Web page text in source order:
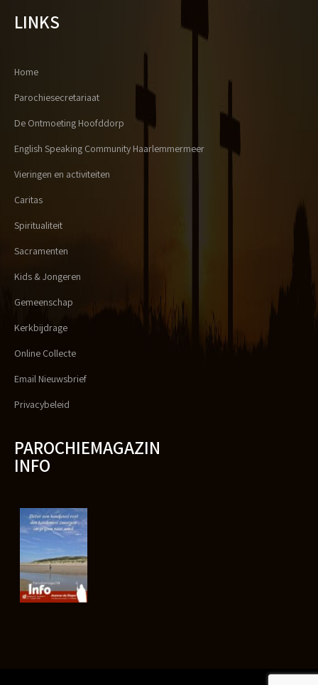
LINKS
Home
Parochiesecretariaat
De Ontmoeting Hoofddorp
English Speaking Community Haarlemmermeer
Vieringen en activiteiten
Caritas
Spiritualiteit
Sacramenten
Kids & Jongeren
Gemeenschap
Kerkbijdrage
Online Collecte
Email Nieuwsbrief
Privacybeleid
PAROCHIEMAGAZIN
INFO